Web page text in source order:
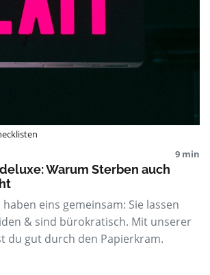
9 min
Warum Sterben auch
eins gemeinsam: Sie lassen
& sind bürokratisch. Mit unserer
du gut durch den Papierkram.